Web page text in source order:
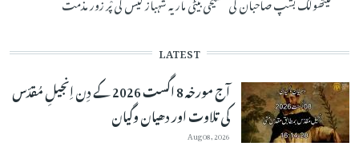
LATEST
آج مورخہ 8 اگست 2026 کے دِن اِنجیلِ مُقدّس
کی تلاوت اور دھیان وگیان
Aug 08, 2026